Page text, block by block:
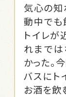
気心の知
動中でも
トイレが
れまで
かった。
バスにト
お酒を飲